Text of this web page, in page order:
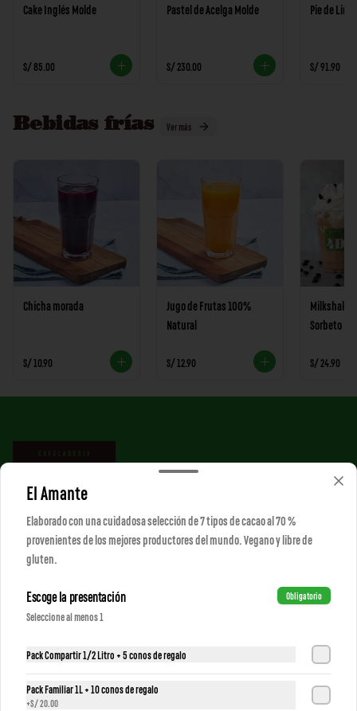
Cake Inglés Molde
S/ 85.00
Pastel de Acelga Molde
S/ 230.00
Pie de
S/ 91.90
Bebidas frías Ver más
Chicha morada
S/ 10.90
Jugo de Frutas 100%
Natural
S/ 12.90
Milkshake
Sorbeto
S/ 24.90
Conócenos
Despacho
Términos y condiciones
Política de privacidad
Redes sociales
El Amante
Elaborado con una cuidadosa selección de 7 tipos de cacao al 70 %
provenientes de los mejores productores del mundo. Vegano y libre de
gluten.
Escoge la presentación Obligatorio
Seleccione al menos 1
Pack Compartir 1/2 Litro + 5 conos de regalo
Pack Familiar 1L + 10 conos de regalo
+S/ 20.00